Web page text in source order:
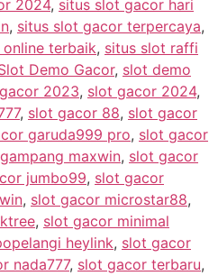
2024, situs slot gacor hari
, situs slot gacor terpercaya,
terbaik, situs slot raffi
Demo Gacor, slot demo
2023, slot gacor 2024,
, slot gacor 88, slot gacor
garuda999 pro, slot gacor
maxwin, slot gacor
jumbo99, slot gacor
, slot gacor microstar88,
, slot gacor minimal
heylink, slot gacor
nada777, slot gacor terbaru,